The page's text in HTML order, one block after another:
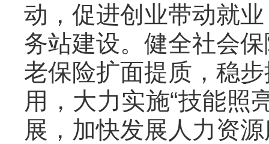
动，促进创业带动就
务站建设。健全社会
老保险扩面提质，稳
用，大力实施“技能照
展，加快发展人力资